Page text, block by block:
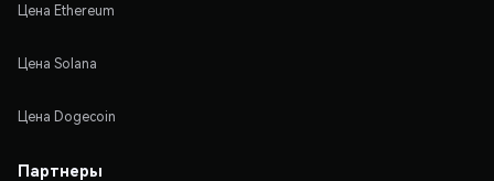
Цена Ethereum
Цена Solana
Цена Dogecoin
Партнеры